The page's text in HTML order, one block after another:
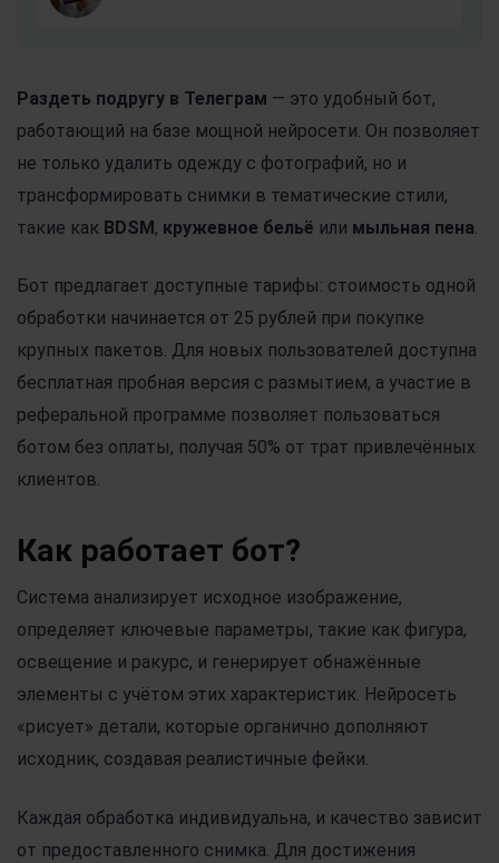
Раздеть подругу в Телеграм — это удобный бот,
работающий на базе мощной нейросети. Он позволяет
не только удалить одежду с фотографий, но и
трансформировать снимки в тематические стили,
такие как BDSM, кружевное бельё или мыльная пена.
Бот предлагает доступные тарифы: стоимость одной
обработки начинается от 25 рублей при покупке
крупных пакетов. Для новых пользователей доступна
бесплатная пробная версия с размытием, а участие в
реферальной программе позволяет пользоваться
ботом без оплаты, получая 50% от трат привлечённых
клиентов.
Как работает бот?
Система анализирует исходное изображение,
определяет ключевые параметры, такие как фигура,
освещение и ракурс, и генерирует обнажённые
элементы с учётом этих характеристик. Нейросеть
«рисует» детали, которые органично дополняют
исходник, создавая реалистичные фейки.
Каждая обработка индивидуальна, и качество зависит
от предоставленного снимка. Для достижения